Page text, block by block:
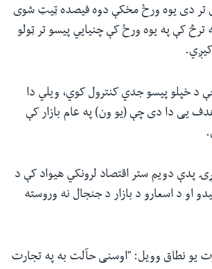
تر دی یوه ورځ مخکې دوه فیصده ټیټ شوی
کې په یوه ورځ کې چنیایي پیسو تر ټولو
.
د خپلو پیسو جدي کنترول کوي، ویلي دا
یی دا دی چې (یو ون) په عام بازار کې
.
پدې دویم ستر اقتصاد لرونکي هیواد کې د
او د اسعارو د بازار د جنجال نه وروسته
یو نطاق وویل: "اوسنی حآلت به په تجارت